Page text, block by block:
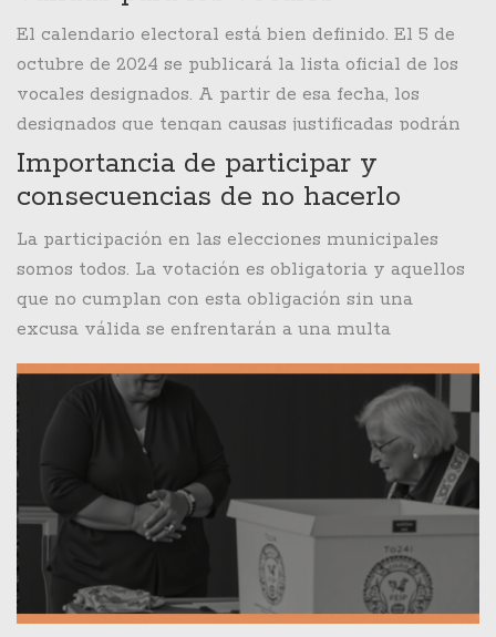
El calendario electoral está bien definido. El 5 de
octubre de 2024 se publicará la lista oficial de los
vocales designados. A partir de esa fecha, los
designados que tengan causas justificadas podrán
excusarse de desempeñar sus funciones entre el 7
y el 9 de octubre. Las razones válidas para
deberes legales concurrentes en la misma fecha,
tener más de 70 años, incapacidades físicas o
mentales justificadas, entre otros impedimentos
graves. Esta estructura de excepciones está
diseñada para garantizar que el deber de ser vocal
no sea una carga insuperable para los ciudadanos
que no podrían cumplir con el mismo.
Importancia de participar y
consecuencias de no hacerlo
La participación en las elecciones municipales
somos todos. La votación es obligatoria y aquellos
que no cumplan con esta obligación sin una
excusa válida se enfrentarán a una multa
aproximada de $33,000 (0.5 UTM). Esta medida
asegura que todos los ciudadanos participen
activamente en la selección de quienes liderarán
las comunidades locales. Elegir a los
representantes es una manera de influir
directamente en las políticas que afectan la vida
cotidiana. Por lo tanto, cumplir con el deber de
votar y, cuando asignado, con el deber de ser vocal
de mesa, es fundamental para el funcionamiento
de la democracia.